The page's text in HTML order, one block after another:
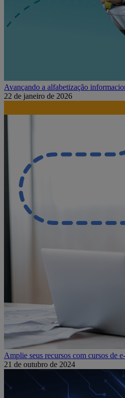
Avançando a alfabetização
22 de janeiro de 2026
Amplie seus recursos com cursos
21 de outubro de 2024